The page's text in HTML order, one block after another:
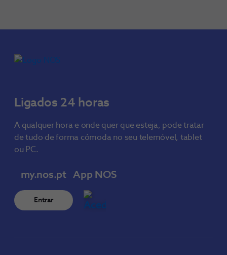
Ligados 24 horas
A qualquer hora e onde quer que esteja, pode tratar
de tudo de forma cómoda no seu telemóvel, tablet
ou PC.
my.nos.pt
Entrar
App NOS